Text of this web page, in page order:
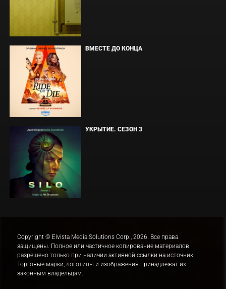
ВМЕСТЕ ДО КОНЦА
УКРЫТИЕ. СЕЗОН 3
Copyright © Elvista Media Solutions Corp., 2026. Все права
защищены. Полное или частичное копирование материалов
разрешено только при наличии активной ссылки на источник.
Торговые марки, логотипы и изображения принадлежат их
законным владельцам.